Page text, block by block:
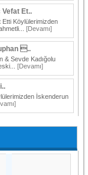
Et..
Etti Köylülerimizden
[Devamı]
..
& Sevde Kadığolu
[Devamı]
İskenderun